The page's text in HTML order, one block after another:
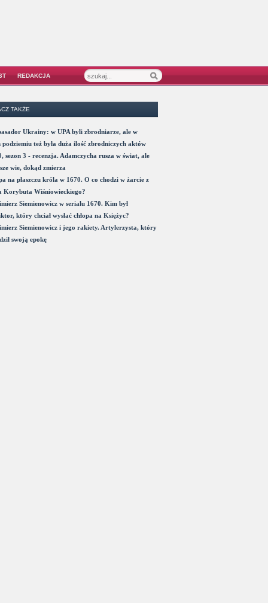
REDAKCJA
TAKŻE
Ukrainy: w UPA byli zbrodniarze, ale w
podziemiu też była duża ilość zbrodniczych aktów
sezon 3 - recenzja. Adamczycha rusza w świat, ale
wie, dokąd zmierza
na płaszczu króla w 1670. O co chodzi w żarcie z
Korybuta Wiśniowieckiego?
Siemienowicz w serialu 1670. Kim był
który chciał wysłać chłopa na Księżyc?
Siemienowicz i jego rakiety. Artylerzysta, który
swoją epokę